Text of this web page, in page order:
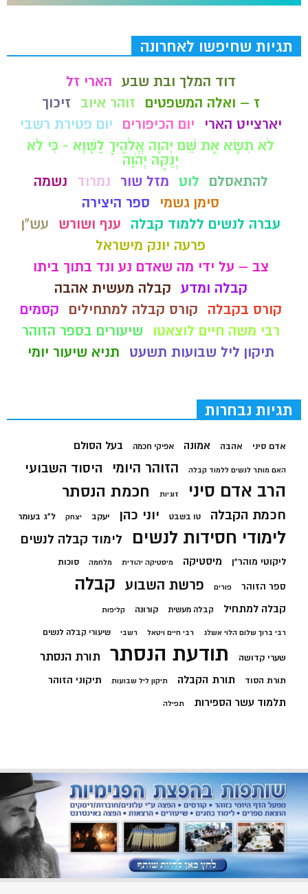
תגיות שחיפשו לאחרונה
דוד המלך ובת שבע הארי זל
ז – ואלה המשפטים
זוהר איוב
זיכוך
יארצייט הארי
יום הכיפורים
יום פטירת רשבי
לֹא תִשָּׂא אֶת שֵׁם יְהוָה אֱלֹהֶיךָ לַשָּׁוְא - כִּי לֹא
יְנַקֶּה יְהֹוָה
להתאסלם
לוט מזל שור נמרוד
נשמה
סימן גשמי
ספר היצירה
עברה לנשים ללמוד קבלה
ענף ושורש
עש"ן
פרעה יונק מישראל
צב – על ידי מה שאדם נע ונד בתוך ביתו
קבלה ומדע קבלה מעשית אהבה
קורס בקבלה
קורס קבלה למתחילים
קסמים
רבי משה חיים לוצאטו
שיעורים בספר הזוהר
תיקון ליל שבועות תשעט
תניא שיעור יומי
תגיות נבחרות
אדם סיני אהבה אמונה אפיקי חכמה בעל הסולם
האם מותר לנשים ללמוד קבלה הזוהר היומי היסוד השבועי
הרב אדם סיני זוגיות חכמת הנסתר
חכמת הקבלה טו בשבט יוני כהן יעקב יצחק ל"ג בעומר
לימודי חסידות לנשים לימוד קבלה לנשים
ליקוטי מוהר"ן מיסטיקה מיסטיקה יהודית מלחמה סוכות
ספר הזוהר פורים פרשת השבוע קבלה
קבלה למתחיל קבלה מעשית קורונה קליפות
רבי ברוך שלום הלוי אשלג רבי חיים ויטאל רשבי שיעורי קבלה לנשים
שערי קדושה תודעת הנסתר תורת הנסתר
תורת הסוד תורת הקבלה תיקון ליל שבועות תיקוני הזוהר
תלמוד עשר הספירות תפילה